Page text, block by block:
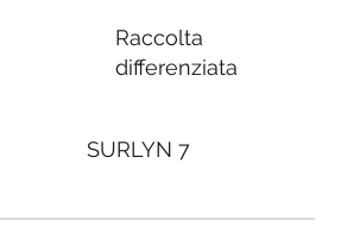
Raccolta
differenziata
SURLYN 7